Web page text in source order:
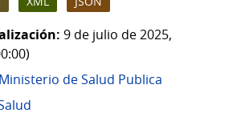
9 de julio de 2025,
Ministerio de Salud Publica